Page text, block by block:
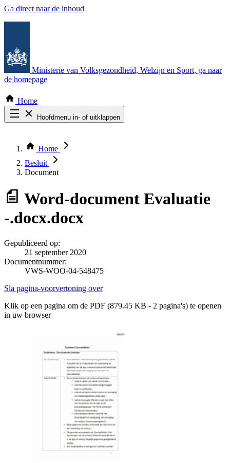
Ga direct naar de inhoud
Ministerie van Volksgezondheid, Welzijn en Sport, ga naar
de homepage
Home
Hoofdmenu in- of uitklappen
Thema COVID-19
Bekijk per bestuursorgaan
Home
Besluit
Document
Word-document Evaluatie
-.docx.docx
Gepubliceerd op:
21 september 2020
Documentnummer:
VWS-WOO-04-548475
Sla pagina-voorvertoning over
Klik op een pagina om de PDF (879.45 KB - 2 pagina's) te openen
in uw browser